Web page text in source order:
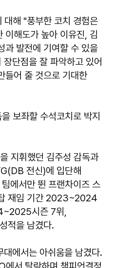
해 "풍부한 코치 경험은
이해도가 높아 이유진, 김
과 발전에 기여할 수 있을
단점을 잘 파악하고 있어
들어 줄 것으로 기대한
보좌할 수석코치로 박지
지휘했던 김주성 감독과
전신)에 입단해
에서만 뛴 프랜차이즈 스
재임 기간 2023~2024
시즌 7위,
적을 남겼다.
에서는 아쉬움을 남겼다.